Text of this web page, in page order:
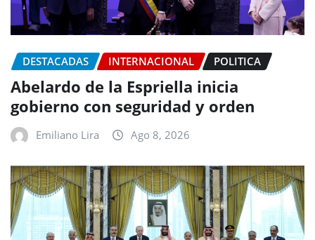
DESTACADAS INTERNACIONAL POLITICA
Abelardo de la Espriella inicia
gobierno con seguridad y orden
Emiliano Lira Ago 8, 2026